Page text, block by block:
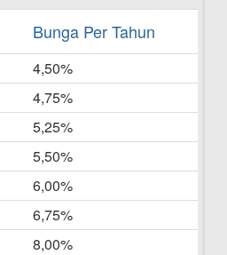
Undian TAMASHA
Berkelanjutan
Undian TAMASHA
2025
Nama Baru Perusahaan
Bunga Per Tahun
4,50%
4,75%
5,25%
5,50%
6,00%
6,75%
8,00%